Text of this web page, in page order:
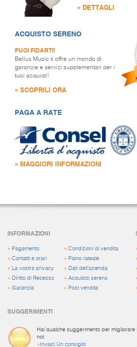
» DETTAGLI
ACQUISTO SERENO
PUOI FIDARTI!
Bellus Music ti offre un mondo di
garanzie e servizi supplementari per i
tuoi acquisti!
» SCOPRILI ORA
PAGA A RATE
» MAGGIORI INFORMAZIONI
INFORMAZIONI
» Pagamento
» Contatti e orari
» La vostra privacy
» Diritto di Recesso
» Garanzia
» Condizioni di vendita
» Piano rateale
» Dati dell'azienda
» Acquisto sereno
» Post vendita
SUGGERIMENTI
Hai qualche suggerimento per
noi:
» Inviaci Un consiglio